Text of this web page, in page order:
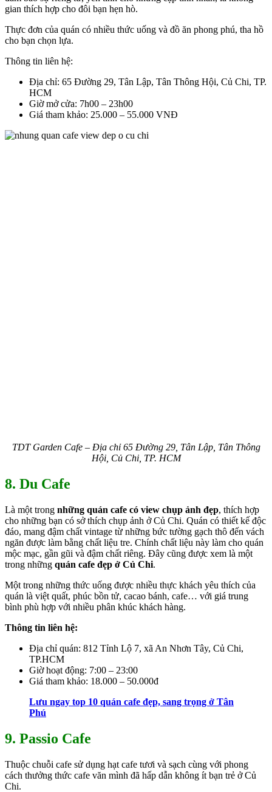
gian thích hợp cho đôi bạn hẹn hò.
Thực đơn của quán có nhiều thức uống và đồ ăn phong phú, tha hồ
cho bạn chọn lựa.
Thông tin liên hệ:
Địa chỉ: 65 Đường 29, Tân Lập, Tân Thông Hội, Củ Chi, TP.
HCM
Giờ mở cửa: 7h00 – 23h00
Giá tham khảo: 25.000 – 55.000 VNĐ
TDT Garden Cafe – Địa chỉ 65 Đường 29, Tân Lập, Tân Thông
Hội, Củ Chi, TP. HCM
8. Du Cafe
Là một trong những quán cafe có view chụp ảnh đẹp, thích hợp
cho những bạn có sở thích chụp ảnh ở Củ Chi. Quán có thiết kế độc
đáo, mang đậm chất vintage từ những bức tường gạch thô đến vách
ngăn được làm bằng chất liệu tre. Chính chất liệu này làm cho quán
mộc mạc, gần gũi và đậm chất riêng. Đây cũng được xem là một
trong những quán cafe đẹp ở Củ Chi.
Một trong những thức uống được nhiều thực khách yêu thích của
quán là việt quất, phúc bồn tử, cacao bánh, cafe… với giá trung
bình phù hợp với nhiều phân khúc khách hàng.
Thông tin liên hệ:
Địa chỉ quán: 812 Tỉnh Lộ 7, xã An Nhơn Tây, Củ Chi,
TP.HCM
Giờ hoạt động: 7:00 – 23:00
Giá tham khảo: 18.000 – 50.000đ
Lưu ngay top 10 quán cafe đẹp, sang trọng ở Tân
Phú
9. Passio Cafe
Thuộc chuỗi cafe sử dụng hạt cafe tươi và sạch cùng với phong
cách thưởng thức cafe văn mình đã hấp dẫn không ít bạn trẻ ở Củ
Chi.